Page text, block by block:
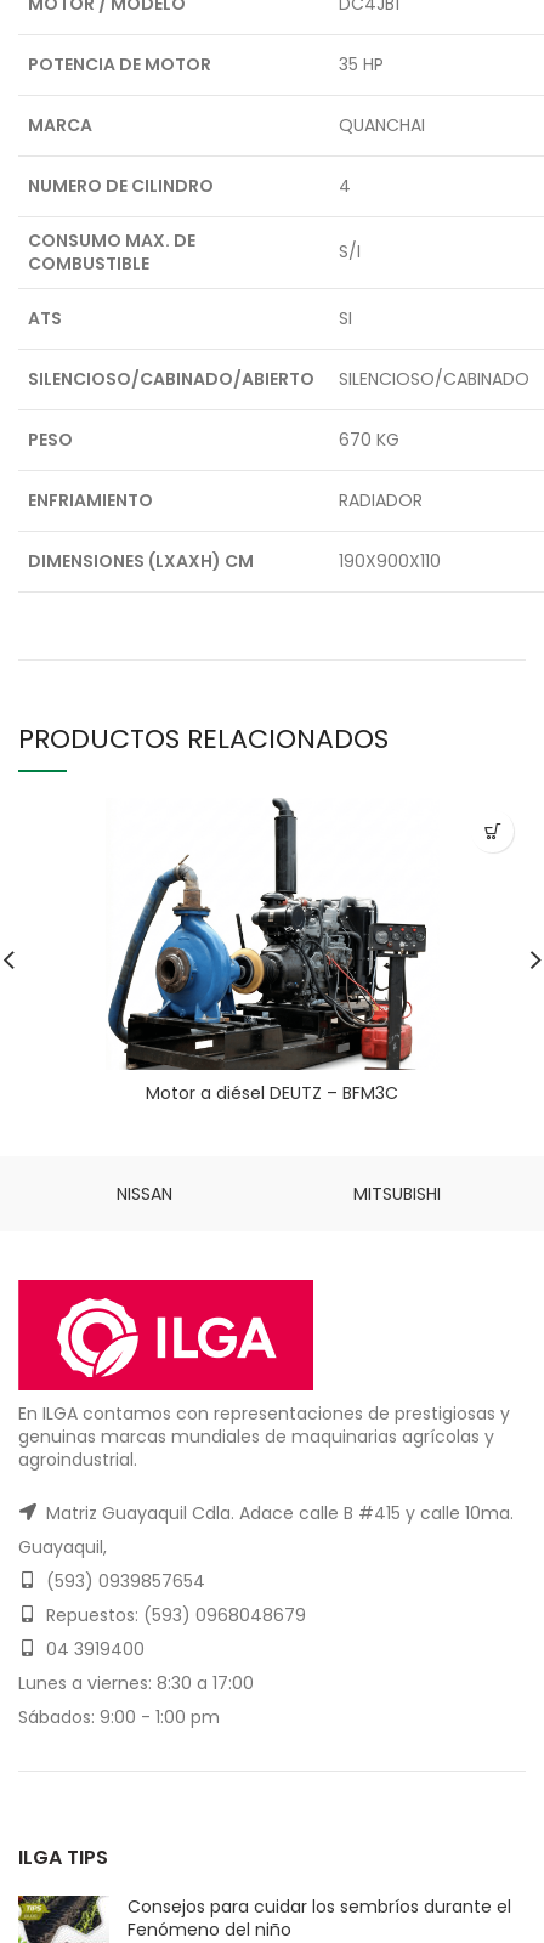
POTENCIA DE MOTOR 35 HP
MARCA QUANCHAI
NUMERO DE CILINDRO 4
CONSUMO MAX. DE
COMBUSTIBLE
S/I
ATS SI
SILENCIOSO/CABINADO/ABIERTO SILENCIOSO/CABINADO
PESO 670 KG
ENFRIAMIENTO RADIADOR
DIMENSIONES (LXAXH) CM 190X900X110
PRODUCTOS RELACIONADOS
Motor a diésel DEUTZ – BFM3C
NISSAN MITSUBISHI
En ILGA contamos con representaciones de prestigiosas y
genuinas marcas mundiales de maquinarias agrícolas y
agroindustrial.
Matriz Guayaquil Cdla. Adace calle B #415 y calle 10ma.
Guayaquil,
(593) 0939857654
Repuestos: (593) 0968048679
04 3919400
Lunes a viernes: 8:30 a 17:00
Sábados: 9:00 - 1:00 pm
ILGA TIPS
Consejos para cuidar los sembríos durante el
Fenómeno del niño